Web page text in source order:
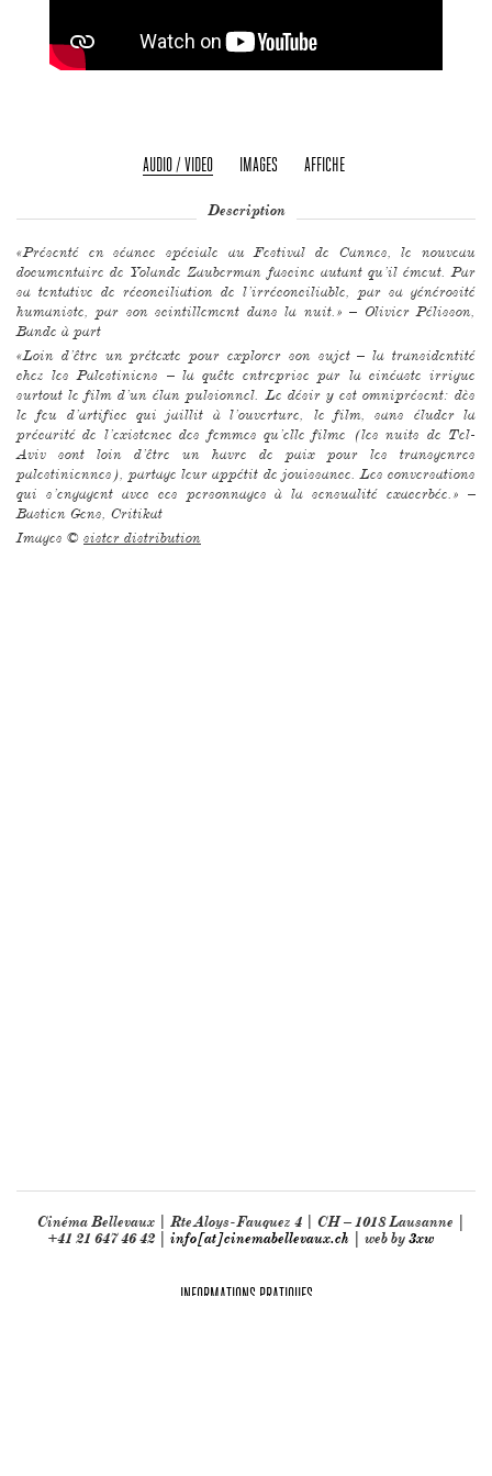
AUDIO / VIDEO IMAGES AFFICHE
Description
«Présenté en séance spéciale au Festival de Cannes, le nouveau
documentaire de Yolande Zauberman fascine autant qu’il émeut. Par
sa tentative de réconciliation de l’irréconciliable, par sa générosité
humaniste, par son scintillement dans la nuit.» – Olivier Pélisson,
Bande à part
«Loin d’être un prétexte pour explorer son sujet – la transidentité
chez les Palestiniens – la quête entreprise par la cinéaste irrigue
surtout le film d’un élan pulsionnel. Le désir y est omniprésent: dès
le feu d’artifice qui jaillit à l’ouverture, le film, sans éluder la
précarité de l’existence des femmes qu’elle filme (les nuits de Tel-
Aviv sont loin d’être un havre de paix pour les transgenres
palestiniennes), partage leur appétit de jouissance. Les conversations
qui s’engagent avec ces personnages à la sensualité exacerbée.» –
Bastien Gens, Critikat
Images © sister distribution
Cinéma Bellevaux | Rte Aloys-Fauquez 4 | CH – 1018 Lausanne |
+41 21 647 46 42 | info[at]cinemabellevaux.ch | web by3xw
INFORMATIONS PRATIQUES